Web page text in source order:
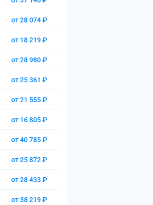
от 28 074 ₽
от 18 219 ₽
от 28 980 ₽
от 25 361 ₽
от 21 555 ₽
от 16 805 ₽
от 40 785 ₽
от 25 872 ₽
от 28 433 ₽
от 38 219 ₽